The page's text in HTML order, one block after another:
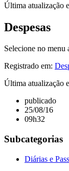
Última atualização
Despesas
Selecione no menu
Registrado em:
Última atualização
publicado
25/08/16
09h32
Subcategorias
Diárias e